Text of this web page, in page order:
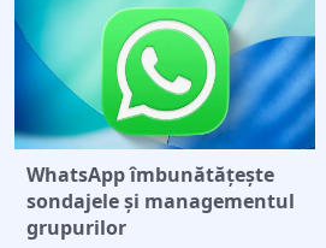
WhatsApp îmbunătățește
sondajele și managementul
grupurilor